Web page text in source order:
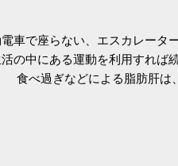
車で座らない、エスカレータ
活の中にある運動を利用すれば
食べ過ぎなどによる脂肪肝は
脂肪性肝疾患。体重は減らな
ことが有用」としている。